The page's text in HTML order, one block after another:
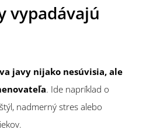
vypadávajú
javy nijako nesúvisia, ale
. Ide napríklad o
nadmerný stres alebo